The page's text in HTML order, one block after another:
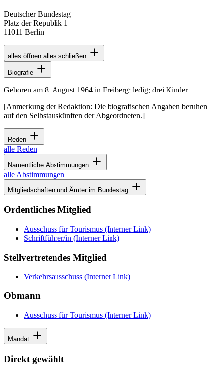
Deutscher Bundestag
Platz der Republik 1
11011 Berlin
alles öffnen alles schließen
Biografie
Geboren am 8. August 1964 in Freiberg; ledig; drei Kinder.
[Anmerkung der Redaktion: Die biografischen Angaben beruhen
auf den Selbstauskünften der Abgeordneten.]
Reden
alle Reden
Namentliche Abstimmungen
alle Abstimmungen
Mitgliedschaften und Ämter im Bundestag
Ordentliches Mitglied
Ausschuss für Tourismus (Interner Link)
Schriftführer/in (Interner Link)
Stellvertretendes Mitglied
Verkehrsausschuss (Interner Link)
Obmann
Ausschuss für Tourismus (Interner Link)
Mandat
Direkt gewählt